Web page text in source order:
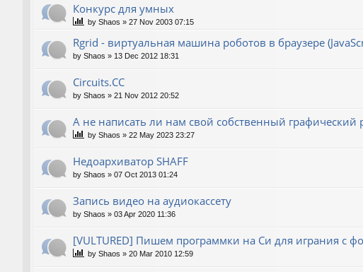
Конкурс для умных
by Shaos » 27 Nov 2003 07:15
Rgrid - виртуальная машина роботов в браузере
by Shaos » 13 Dec 2012 18:31
Circuits.CC
by Shaos » 21 Nov 2012 20:52
А не написать ли нам свой собственный графический
by Shaos » 22 May 2023 23:27
Недоархиватор SHAFF
by Shaos » 07 Oct 2013 01:24
Запись видео на аудиокассету
by Shaos » 03 Apr 2020 11:36
[VULTURED] Пишем программки на Си для играния с
by Shaos » 20 Mar 2010 12:59